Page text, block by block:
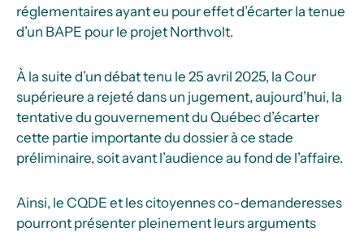
réglementaires ayant eu pour effet d’écarter la tenue
d’un BAPE pour le projet Northvolt.
À la suite d’un débat tenu le 25 avril 2025, la Cour
supérieure a rejeté dans un jugement, aujourd’hui, la
tentative du gouvernement du Québec d’écarter
cette partie importante du dossier à ce stade
préliminaire, soit avant l’audience au fond de l’affaire.
Ainsi, le CQDE et les citoyennes co-demanderesses
pourront présenter pleinement leurs arguments